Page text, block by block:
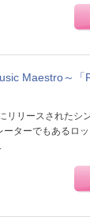
Maestro～「
リリースされたシ
ターでもあるロ